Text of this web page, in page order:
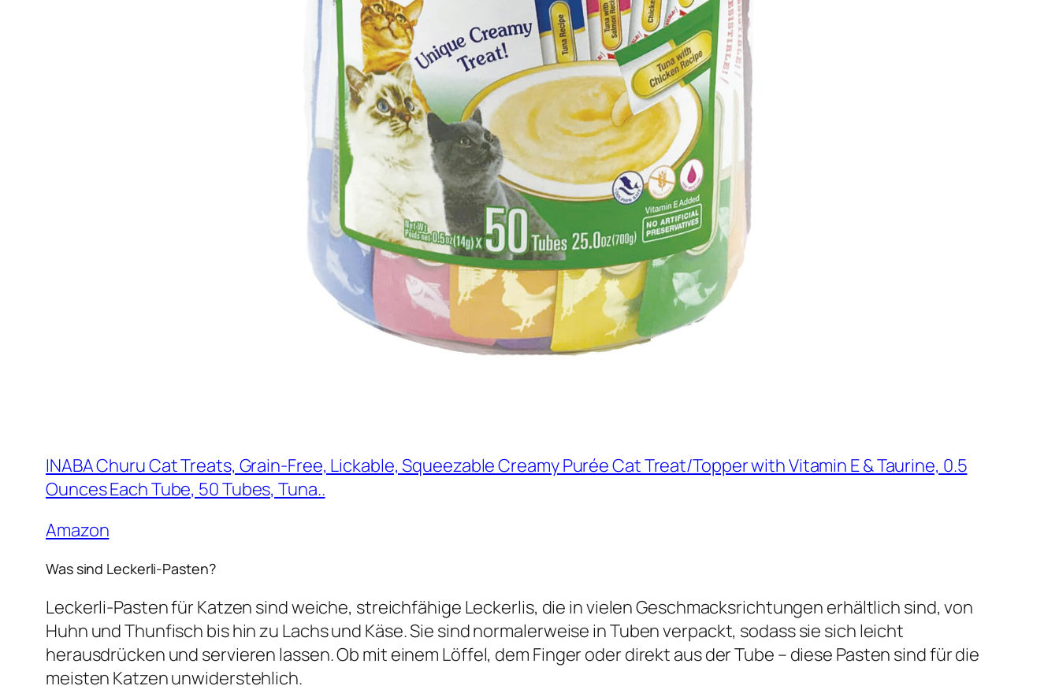
INABA Churu Cat Treats, Grain-Free, Lickable, Squeezable Creamy Purée Cat Treat/Topper with Vitamin E & Taurine, 0.5
Ounces Each Tube, 50 Tubes, Tuna..
Amazon
Was sind Leckerli-Pasten?
Leckerli-Pasten für Katzen sind weiche, streichfähige Leckerlis, die in vielen Geschmacksrichtungen erhältlich sind, von
Huhn und Thunfisch bis hin zu Lachs und Käse. Sie sind normalerweise in Tuben verpackt, sodass sie sich leicht
herausdrücken und servieren lassen. Ob mit einem Löffel, dem Finger oder direkt aus der Tube – diese Pasten sind für die
meisten Katzen unwiderstehlich.